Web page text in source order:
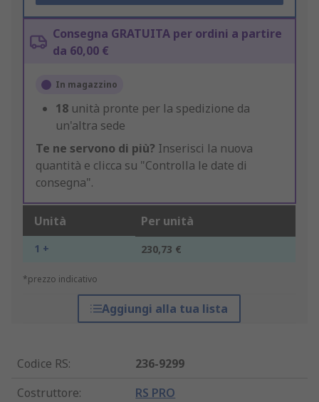
Consegna GRATUITA per ordini a partire
da 60,00 €
In magazzino
18 unità pronte per la spedizione da
un'altra sede
Te ne servono di più? Inserisci la nuova
quantità e clicca su "Controlla le date di
consegna".
Unità Per unità
1 + 230,73 €
*prezzo indicativo
Aggiungi alla tua lista
Codice RS:
236-9299
Costruttore: RS PRO